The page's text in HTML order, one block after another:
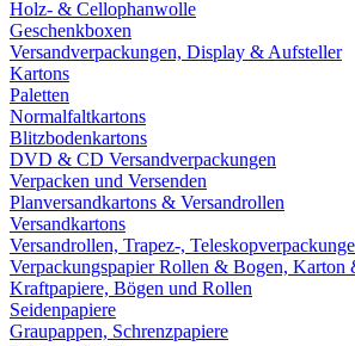
Holz- & Cellophanwolle
Geschenkboxen
Versandverpackungen, Display & Aufsteller
Kartons
Paletten
Normalfaltkartons
Blitzbodenkartons
DVD & CD Versandverpackungen
Verpacken und Versenden
Planversandkartons & Versandrollen
Versandkartons
Versandrollen, Trapez-,
Verpackungspapier Rollen & Bogen, Karton
Kraftpapiere, Bögen und Rollen
Seidenpapiere
Graupappen, Schrenzpapiere